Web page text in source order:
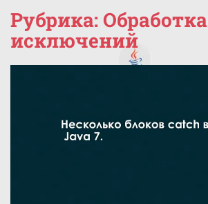
Рубрика: Обработка
исключений